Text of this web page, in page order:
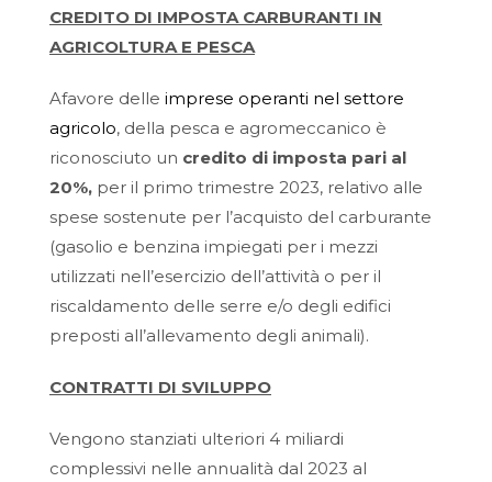
CREDITO DI IMPOSTA CARBURANTI IN
AGRICOLTURA E PESCA
Afavore delle imprese operanti nel settore
agricolo, della pesca e agromeccanico è
riconosciuto un credito di imposta pari al
20%, per il primo trimestre 2023, relativo alle
spese sostenute per l’acquisto del carburante
(gasolio e benzina impiegati per i mezzi
utilizzati nell’esercizio dell’attività o per il
riscaldamento delle serre e/o degli edifici
preposti all’allevamento degli animali).
CONTRATTI DI SVILUPPO
Vengono stanziati ulteriori 4 miliardi
complessivi nelle annualità dal 2023 al